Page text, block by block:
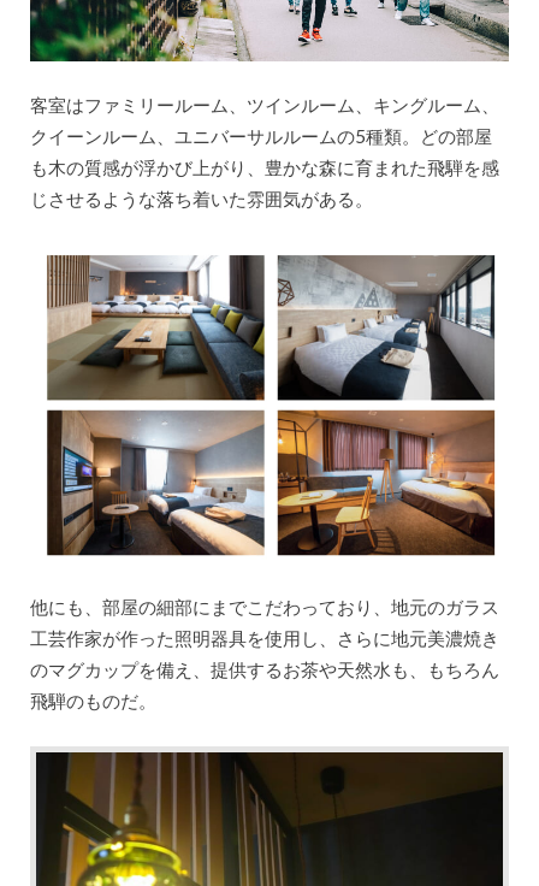
客室はファミリールーム、ツインルーム、キングルーム、
クイーンルーム、ユニバーサルルームの5種類。どの部屋
も木の質感が浮かび上がり、豊かな森に育まれた飛騨を感
じさせるような落ち着いた雰囲気がある。
他にも、部屋の細部にまでこだわっており、地元のガラス
工芸作家が作った照明器具を使用し、さらに地元美濃焼き
のマグカップを備え、提供するお茶や天然水も、もちろん
飛騨のものだ。